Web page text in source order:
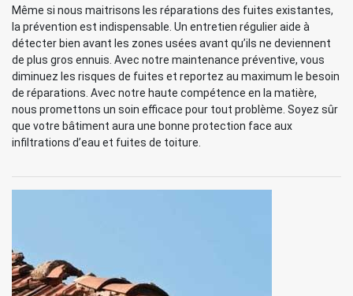
Même si nous maitrisons les réparations des fuites existantes,
la prévention est indispensable. Un entretien régulier aide à
détecter bien avant les zones usées avant qu’ils ne deviennent
de plus gros ennuis. Avec notre maintenance préventive, vous
diminuez les risques de fuites et reportez au maximum le besoin
de réparations. Avec notre haute compétence en la matière,
nous promettons un soin efficace pour tout problème. Soyez sûr
que votre bâtiment aura une bonne protection face aux
infiltrations d’eau et fuites de toiture.